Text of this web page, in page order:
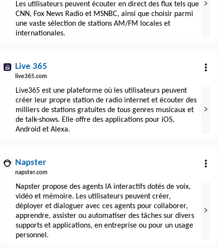
Les utilisateurs peuvent écouter en direct des flux tels que
CNN, Fox News Radio et MSNBC, ainsi que choisir parmi
une vaste sélection de stations AM/FM locales et
internationales.
Live 365
live365.com
Live365 est une plateforme où les utilisateurs peuvent
créer leur propre station de radio internet et écouter des
milliers de stations gratuites de tous genres musicaux et
de talk-shows. Elle offre des applications pour iOS,
Android et Alexa.
Napster
napster.com
Napster propose des agents IA interactifs dotés de voix,
vidéo et mémoire. Les utilisateurs peuvent créer,
déployer et dialoguer avec ces agents pour collaborer,
apprendre, assister ou automatiser des tâches sur divers
supports et applications, en entreprise ou pour un usage
personnel.